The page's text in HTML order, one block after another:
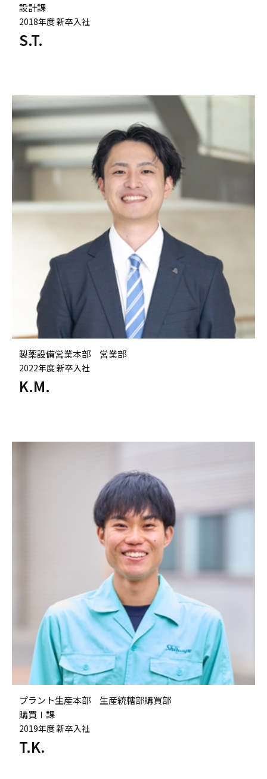
設計課
2018年度 新卒入社
S.T.
製薬設備営業本部 営業部
2022年度 新卒入社
K.M.
プラント生産本部 生産統轄部購買部
購買Ⅰ課
2019年度 新卒入社
T.K.